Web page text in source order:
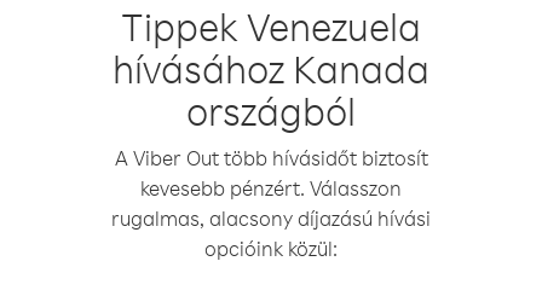
Tippek Venezuela
hívásához Kanada
országból
A Viber Out több hívásidőt biztosít
kevesebb pénzért. Válasszon
rugalmas, alacsony díjazású hívási
opcióink közül: